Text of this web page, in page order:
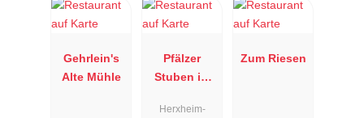
Gehrlein's
Alte Mühle
Pfälzer
Stuben im
Herxheim-
Zum Riesen